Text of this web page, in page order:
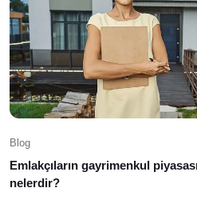
Blog
Emlakçıların gayrimenkul
nelerdir?